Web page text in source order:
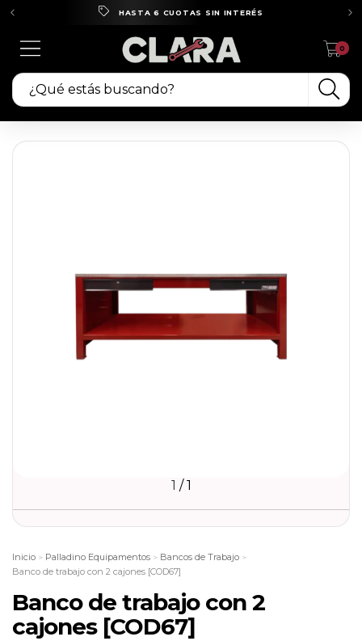
HASTA 6 CUOTAS SIN INTERÉS
0
1 /1
Inicio > Palladino Equipamentos > Bancos de Trabajo >
Banco de trabajo con 2 cajones [COD67]
Banco de trabajo con 2
cajones [COD67]